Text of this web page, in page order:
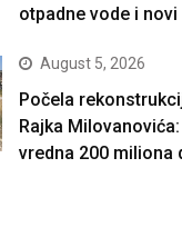
otpadne vode i
August 5, 2026
Počela
Rajka
vredna 200 miliona